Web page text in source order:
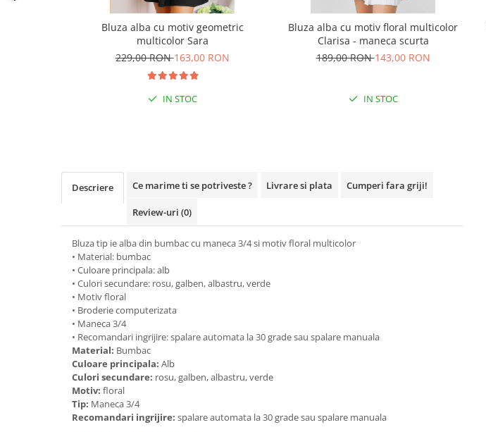
Bluza alba cu motiv geometric
multicolor Sara
229,00 RON163,00 RON
IN STOC
Bluza alba cu motiv floral multicolor
Clarisa - maneca scurta
189,00 RON143,00 RON
IN STOC
Descriere Ce marime ti se potriveste ? Livrare si plata Cumperi fara griji!
Review-uri (0)
Bluza tip ie alba din bumbac cu maneca 3/4 si motiv floral multicolor
• Material: bumbac
• Culoare principala: alb
• Culori secundare: rosu, galben, albastru, verde
• Motiv floral
• Broderie computerizata
• Maneca 3/4
• Recomandari ingrijire: spalare automata la 30 grade sau spalare manuala
Material: Bumbac
Culoare principala: Alb
Culori secundare: rosu, galben, albastru, verde
Motiv: floral
Tip: Maneca 3/4
Recomandari ingrijire: spalare automata la 30 grade sau spalare manuala